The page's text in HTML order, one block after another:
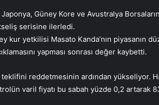
Güney Kore ve Avustralya
serisine ilerledi.
kur yetkilisi Masato Kanda’nın piyasanın
yapması sonrası değer kaybetti.
reddetmesinin ardından yükseliyor.
varil fiyatı bu sabah yüzde 0,2 artarak